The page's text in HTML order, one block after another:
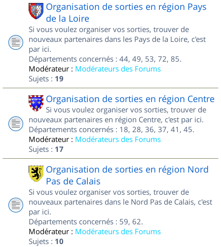
Organisation de sorties en région Pays
de la Loire
Si vous voulez organiser vos sorties, trouver de
nouveaux partenaires dans les Pays de la Loire, c'est
par ici.
Départements concernés : 44, 49, 53, 72, 85.
Modérateur : Modérateurs des Forums
Sujets : 19
Organisation de sorties en région Centre
Si vous voulez organiser vos sorties, trouver de
nouveaux partenaires en région Centre, c'est par ici.
Départements concernés : 18, 28, 36, 37, 41, 45.
Modérateur : Modérateurs des Forums
Sujets : 17
Organisation de sorties en région Nord
Pas de Calais
Si vous voulez organiser vos sorties, trouver de
nouveaux partenaires dans le Nord Pas de Calais, c'est
par ici.
Départements concernés : 59, 62.
Modérateur : Modérateurs des Forums
Sujets : 10